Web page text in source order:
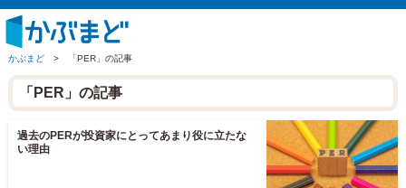
かぶまど > 「PER」の記事
「PER」の記事
過去のPERが投資家にとってあまり役に立たな
い理由